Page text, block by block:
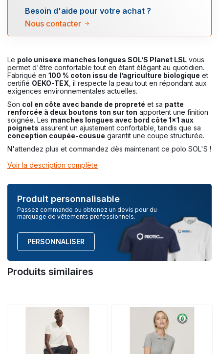
Le polo unisexe manches longues SOL’S Planet LSL vous
permet d'être confortable tout en étant élégant au quotidien.
Fabriqué en 100 % coton issu de l’agriculture biologique et
certifié OEKO-TEX , il respecte la peau tout en répondant aux
exigences environnementales actuelles.
Son col en côte avec bande de propreté et sa patte
renforcée à deux boutons ton sur ton apportent une finition
soignée. Les manches longues avec bord côte 1x1 aux
poignets assurent un ajustement confortable, tandis que sa
conception coupée-cousue garantit une coupe structurée.
N'attendez plus et commandez dès maintenant ce polo SOL'S !
Voir la description complète
Produit personnalisable
Passez commande ou obtenez un devis pour du
marquage de vêtements professionnels.
PERSONNALISER
Produits similaires
Besoin d'aide pour votre achat ?
Nous contacter